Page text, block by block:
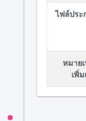
ไฟล์ประ
หมาย
เพิ่